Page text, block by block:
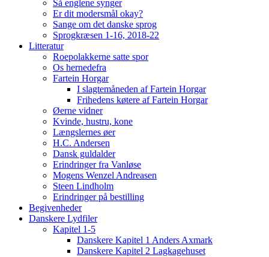
Så englene synger
Er dit modersmål okay?
Sange om det danske sprog
Sprogkræsen 1-16, 2018-22
Litteratur
Roepolakkerne satte spor
Os hernedefra
Fartein Horgar
I slagtemåneden af Fartein Horgar
Frihedens køtere af Fartein Horgar
Øerne vidner
Kvinde, hustru, kone
Længslernes øer
H.C. Andersen
Dansk guldalder
Erindringer fra Vanløse
Mogens Wenzel Andreasen
Steen Lindholm
Erindringer på bestilling
Begivenheder
Danskere Lydfiler
Kapitel 1-5
Danskere Kapitel 1 Anders Axmark
Danskere Kapitel 2 Lagkagehuset